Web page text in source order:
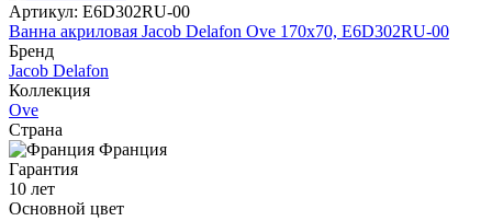
Артикул: E6D302RU-00
Ванна акриловая Jacob Delafon Ove 170x70, E6D302RU-00
Бренд
Jacob Delafon
Коллекция
Ove
Страна
Франция
Гарантия
10 лет
Основной цвет